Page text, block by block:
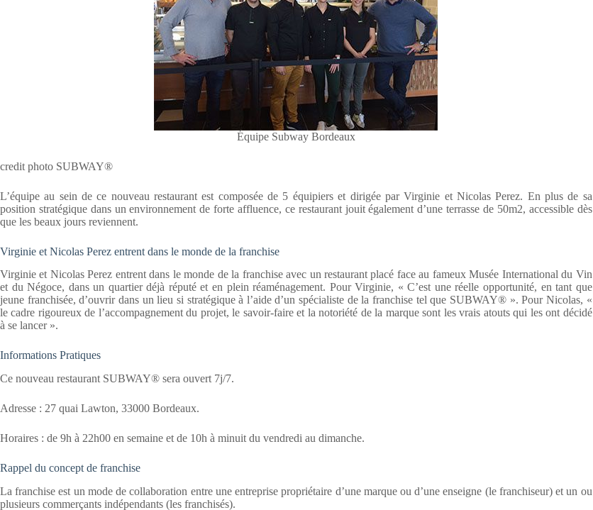
Équipe Subway Bordeaux
credit photo SUBWAY®
L’équipe au sein de ce nouveau restaurant est composée de 5 équipiers et dirigée par Virginie et Nicolas Perez. En plus de sa
position stratégique dans un environnement de forte affluence, ce restaurant jouit également d’une terrasse de 50m2, accessible dès
que les beaux jours reviennent.
Virginie et Nicolas Perez entrent dans le monde de la franchise
Virginie et Nicolas Perez entrent dans le monde de la franchise avec un restaurant placé face au fameux Musée International du Vin
et du Négoce, dans un quartier déjà réputé et en plein réaménagement. Pour Virginie, « C’est une réelle opportunité, en tant que
jeune franchisée, d’ouvrir dans un lieu si stratégique à l’aide d’un spécialiste de la franchise tel que SUBWAY® ». Pour Nicolas, «
le cadre rigoureux de l’accompagnement du projet, le savoir-faire et la notoriété de la marque sont les vrais atouts qui les ont décidé
à se lancer ».
Informations Pratiques
Ce nouveau restaurant SUBWAY® sera ouvert 7j/7.
Adresse : 27 quai Lawton, 33000 Bordeaux.
Horaires : de 9h à 22h00 en semaine et de 10h à minuit du vendredi au dimanche.
Rappel du concept de franchise
La franchise est un mode de collaboration entre une entreprise propriétaire d’une marque ou d’une enseigne (le franchiseur) et un ou
plusieurs commerçants indépendants (les franchisés).